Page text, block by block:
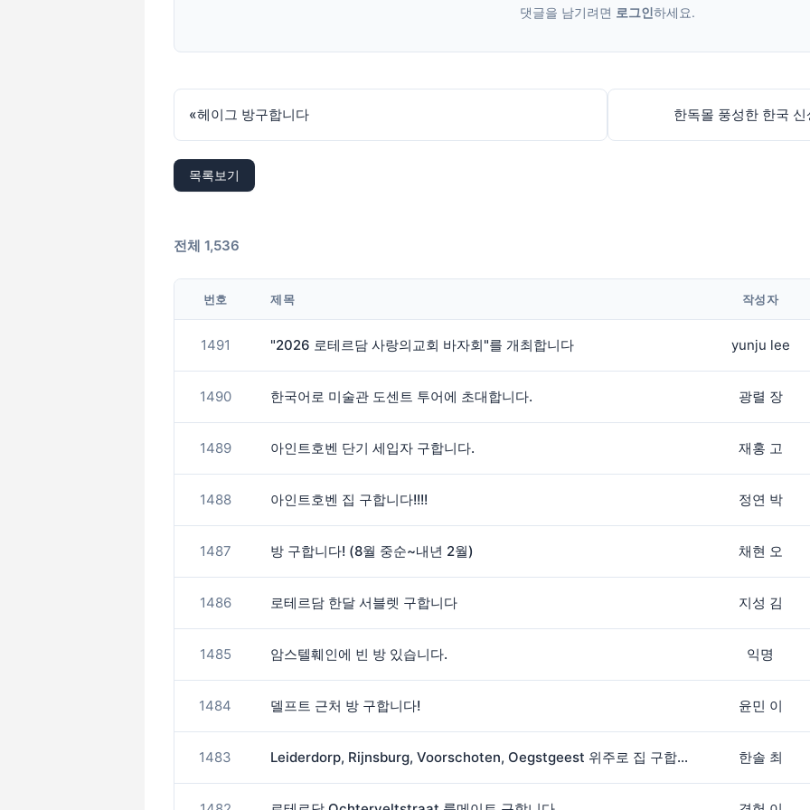
댓글을 남기려면 로그인하세요.
«헤이그 방구합니다 한독몰 풍성한 한국
목록보기
전체 1,536
번호 제목 작성자
1491 "2026 로테르담 사랑의교회 바자회"를 개최합니다 yunju lee
1490 한국어로 미술관 도센트 투어에 초대합니다. 광렬 장
1489 아인트호벤 단기 세입자 구합니다. 재홍 고
1488 아인트호벤 집 구합니다!!!! 정연 박
1487 방 구합니다! (8월 중순~내년 2월) 채현 오
1486 로테르담 한달 서블렛 구합니다 지성 김
1485 암스텔훼인에 빈 방 있습니다. 익명
1484 델프트 근처 방 구합니다! 윤민 이
1483 Leiderdorp, Rijnsburg, Voorschoten, Oegstgeest 위주로 집 구합니다. 한솔 최